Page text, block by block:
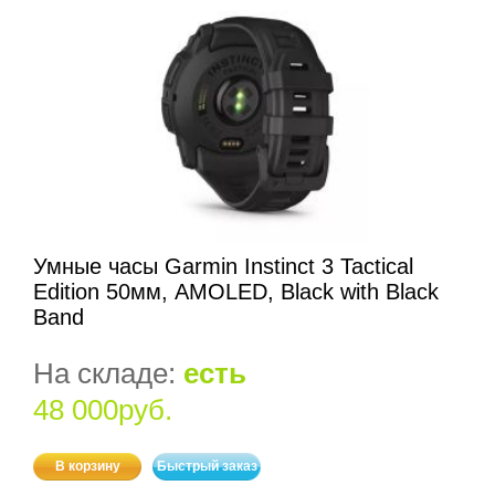
Умные часы Garmin Instinct 3 Tactical
Edition 50мм, AMOLED, Black with Black
Band
На складе: есть
48 000руб.
В корзину Быстрый заказ